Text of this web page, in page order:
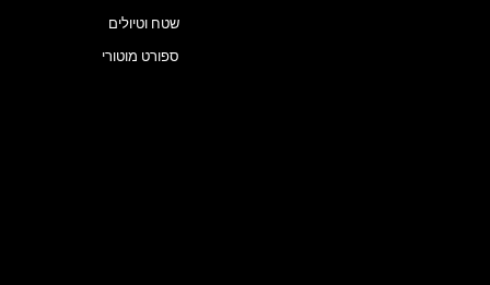
שטח וטיולים
ספורט מוטורי